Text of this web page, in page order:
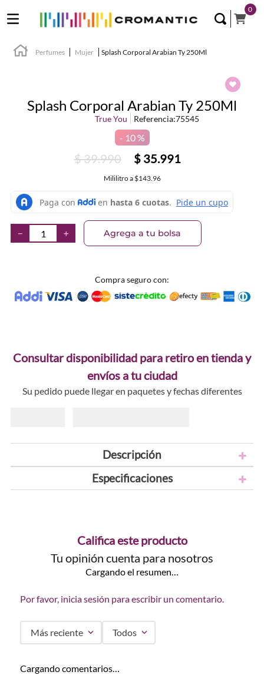
0
Perfumes Mujer Splash Corporal Arabian Ty 250Ml
Splash Corporal Arabian Ty 250Ml
True You Referencia:75545
10 %
$39.990 $ 35.991
Mililitroa $143.96
＋
－ Agrega a tu bolsa
Compra seguro con:
Consultar disponibilidad para retiro en tienda y
envíos a tu ciudad
Su pedido puede llegar en paquetes y fechas diferentes
Descripción
Especificaciones
Califica este producto
Tu opinión cuenta para nosotros
Cargando el resumen…
Por favor, inicia sesión para escribir un comentario.
Más reciente Todos
Cargando comentarios…